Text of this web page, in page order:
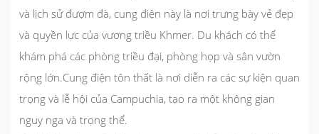
và lịch sử đượm đà, cung điện này là nơi trưng bày vẻ đẹp
và quyền lực của vương triều Khmer. Du khách có thể
khám phá các phòng triều đại, phòng họp và sân vườn
rộng lớn.Cung điện tôn thất là nơi diễn ra các sự kiện quan
trọng và lễ hội của Campuchia, tạo ra một không gian
nguy nga và trọng thể.